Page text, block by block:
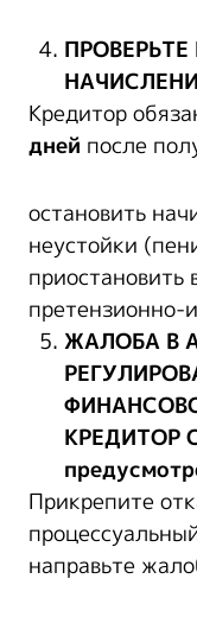
Кредитор
дней после
остановить
неустойки
приостановить
претензионно-
ЖАЛОБА В
КРЕДИТОР
Прикрепите
направьте